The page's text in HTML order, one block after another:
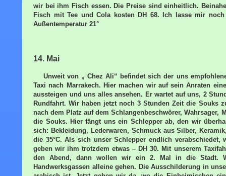
wir bei ihm Fisch essen. Die Preise sind einheitlich.
Fisch mit Tee und Cola kosten DH 68. Ich lasse mir
Außentemperatur 21°
14. Mai
Unweit von „ Chez Ali“ befindet sich der uns
Taxi nach Marrakech. Hier machen wir auf sein Anraten
aussteigen und uns alles ansehen. Er wartet auf uns, 2
Rundfahrt. Wir haben jetzt noch 3 Stunden Zeit die Souks
nach dem Platz auf dem Schlangenbeschwörer, Wahrsager,
die Souks. Hier fängt uns ein Schlepper ab, den wir
sich: Bekleidung, Lederwaren, Schmuck aus Silber,
die 35°C. Als sich unser Schlepper endlich
geben wir ihm trotzdem etwas – DH 30. Mit unserem
den Abend, dann wollen wir ein 2. Mal in die Stadt.
Handwerksgassen alleine gehen. Die Ausschilderung in